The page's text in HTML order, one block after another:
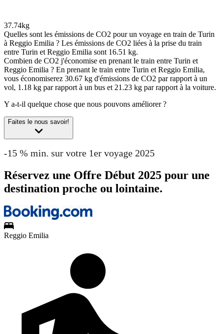
37.74kg
Quelles sont les émissions de CO2 pour un voyage en train de Turin
à Reggio Emilia ? Les émissions de CO2 liées à la prise du train
entre Turin et Reggio Emilia sont 16.51 kg.
Combien de CO2 j'économise en prenant le train entre Turin et
Reggio Emilia ? En prenant le train entre Turin et Reggio Emilia,
vous économiserez 30.67 kg d'émissions de CO2 par rapport à un
vol, 1.18 kg par rapport à un bus et 21.23 kg par rapport à la voiture.
Y a-t-il quelque chose que nous pouvons améliorer ?
Faites le nous savoir!
-15 % min. sur votre 1er voyage 2025
Réservez une Offre Début 2025 pour une
destination proche ou lointaine.
Reggio Emilia